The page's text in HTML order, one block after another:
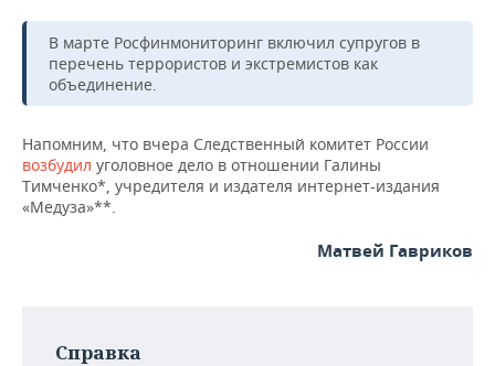
ВОЛЕЙБОЛ
КИБЕРСПОРТ
ФИГУРНОЕ КАТАНИЕ
ВОДНЫЕ ВИДЫ СПОРТА
ИСТОРИЯ
КУЛЬТУРА
МЕДИЦИНА
ОБРАЗОВАНИЕ
СПИСОК ПЕРСОН
СПИСОК КОМПАНИЙ
ПОЛНАЯ ВЕРСИЯ
В марте Росфинмониторинг включил супругов в
перечень террористов и экстремистов как
объединение.
Напомним, что вчера Следственный комитет России
возбудил уголовное дело в отношении Галины
Тимченко*, учредителя и издателя интернет-издания
«Медуза»**.
Матвей Гавриков
Справка